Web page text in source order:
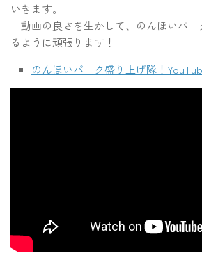
いきます。
動画の良さを生かして、のんほいパー
るように頑張ります！
のんほいパーク盛り上げ隊！